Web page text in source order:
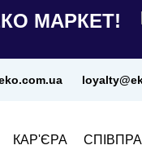
МАРКЕТ!
КАР'ЄРА